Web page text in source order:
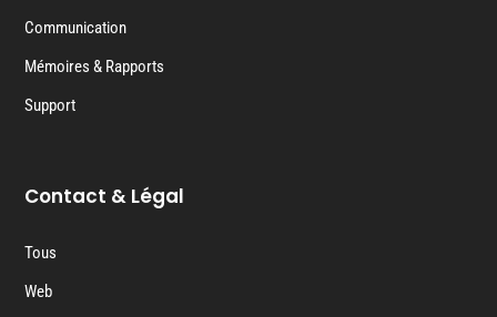
Communication
Mémoires & Rapports
Support
Contact & Légal
Tous
Web